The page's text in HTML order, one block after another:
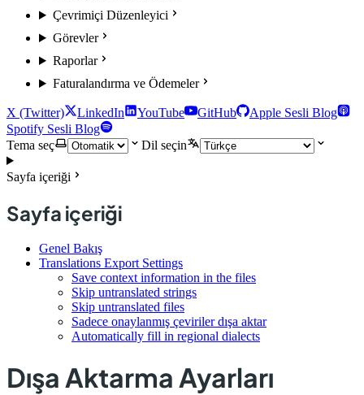
Çevrimiçi Düzenleyici
Görevler
Raporlar
Faturalandırma ve Ödemeler
X (Twitter) LinkedIn YouTube GitHub
Apple Sesli Blog
Spotify Sesli Blog
Tema seç
Dil seçin
Sayfa içeriği
Sayfa içeriği
Genel Bakış
Translations Export Settings
Save context information in the files
Skip untranslated strings
Skip untranslated files
Sadece onaylanmış çeviriler dışa aktar
Automatically fill in regional dialects
Dışa Aktarma Ayarları